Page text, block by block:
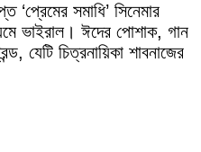
সমাধি’ সিনেমার
ভাইরাল। ঈদের পোশাক, গান
যেটি চিত্রনায়িকা শাবনাজের